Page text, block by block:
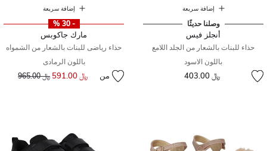
إضافة سريعة
وصلنا حديثًا
أنجلز فيس
حذاء للبنات بالشعار من الجلد اللامع
باللون الاسود
﷼ 403.00
إضافة سريعة
- 30 %
مارك جاكوبس
حذاء رياضى للبنات بالشعار من الشمواه
باللون الرمادى
من ﷼ 591.00 سعر مخفض من
﷼ 965.00 إلى